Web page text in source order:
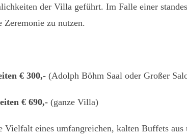
der Villa geführt. Im Falle einer
zu nutzen.
€ 300,- (Adolph Böhm Saal oder Großer
€ 690,- (ganze Villa)
Vielfalt eines umfangreichen, kalten Buffets